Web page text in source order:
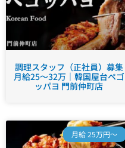
調理スタッフ（正社員）募集
月給25～32万｜韓国屋台ペゴ
ッパヨ 門前仲町店
月給 25万円～